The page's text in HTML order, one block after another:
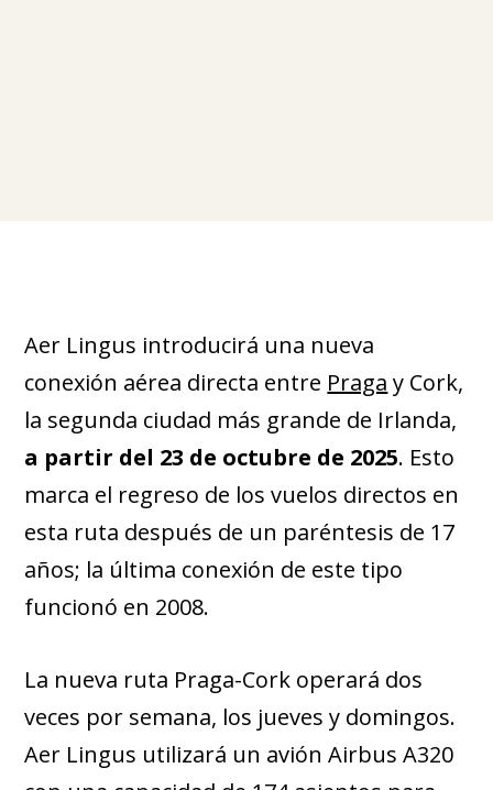
Aer Lingus introducirá una nueva
conexión aérea directa entre Praga y Cork,
la segunda ciudad más grande de Irlanda,
a partir del 23 de octubre de 2025. Esto
marca el regreso de los vuelos directos en
esta ruta después de un paréntesis de 17
años; la última conexión de este tipo
funcionó en 2008.
La nueva ruta Praga-Cork operará dos
veces por semana, los jueves y domingos.
Aer Lingus utilizará un avión Airbus A320